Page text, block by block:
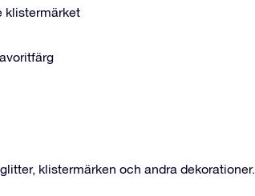
klistermärket
klistermärken och andra dekorationer.